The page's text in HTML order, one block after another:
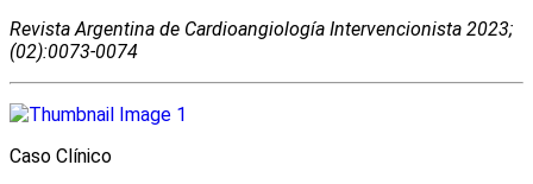
Revista Argentina de Cardioangiologí­a Intervencionista 2023;
(02):0073-0074
Caso Clínico